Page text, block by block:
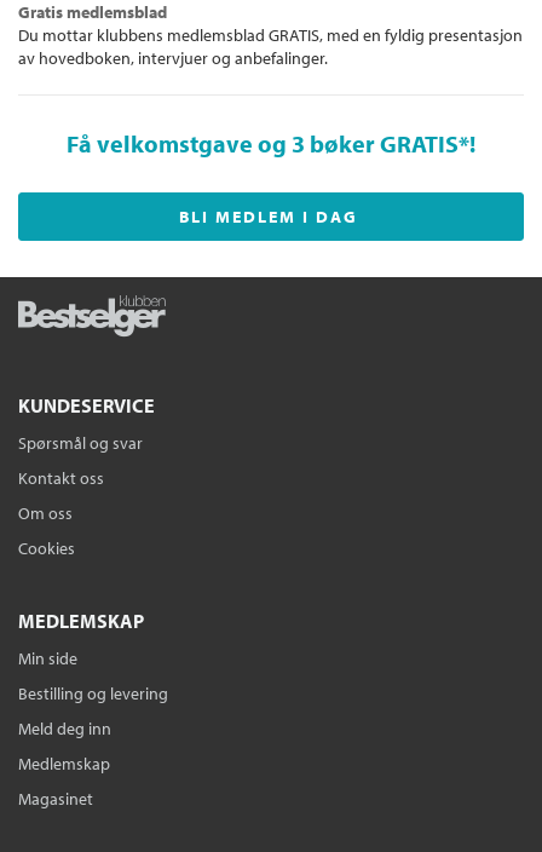
Gratis medlemsblad
Du mottar klubbens medlemsblad GRATIS, med en fyldig presentasjon
av hovedboken, intervjuer og anbefalinger.
Få velkomstgave og 3 bøker GRATIS*!
BLI MEDLEM I DAG
KUNDESERVICE
Spørsmål og svar
Kontakt oss
Om oss
Cookies
MEDLEMSKAP
Min side
Bestilling og levering
Meld deg inn
Medlemskap
Magasinet